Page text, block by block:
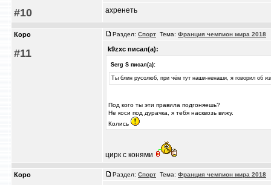
#10 ахренеть
Коро
#11
Раздел: Спорт Тема: Франция чемпион мира 2018
k9zxc писал(а):
Serg S писал(а):
Ты блин русолюб, при чём тут наши-ненаши, я говорил об
Под кого ты эти правила подгоняешь?
Не коси под дурачка, я тебя насквозь вижу.
Колись
цирк с конями
Коро Раздел: Спорт Тема: Франция чемпион мира 2018